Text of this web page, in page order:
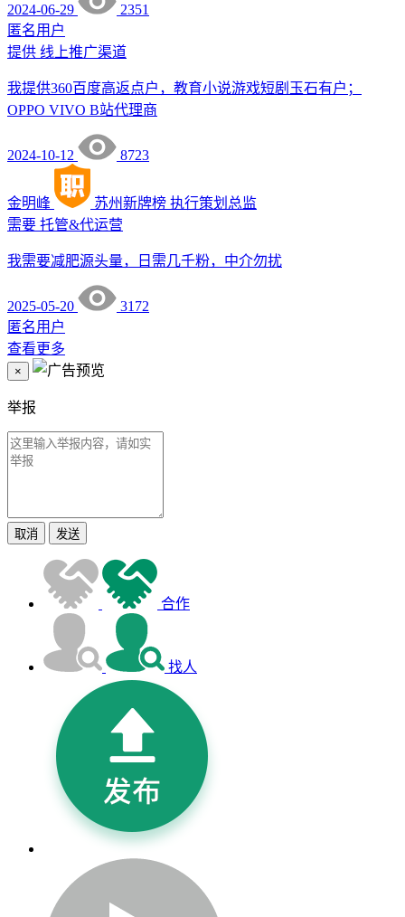
2024-06-29
2351
匿名用户
提供 线上推广渠道
我提供360百度高返点户，教育小说游戏短剧玉石有户；
OPPO VIVO B站代理商
2024-10-12 8723
金明峰 苏州新牌榜 执行策划总监
需要 托管&代运营
我需要减肥源头量，日需几千粉，中介勿扰
2025-05-20
3172
匿名用户
查看更多
×
举报
取消 发送
合作
找人